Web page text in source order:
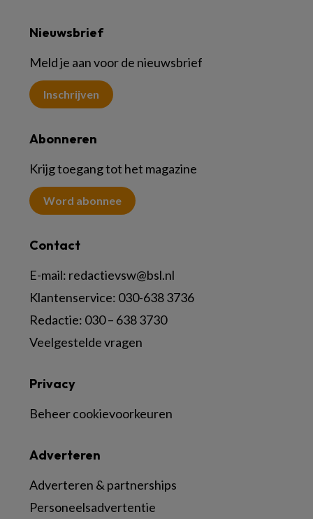
Nieuwsbrief
Meld je aan voor de nieuwsbrief
Inschrijven
Abonneren
Krijg toegang tot het magazine
Word abonnee
Contact
E-mail: redactievsw@bsl.nl
Klantenservice: 030-638 3736
Redactie: 030 – 638 3730
Veelgestelde vragen
Adverteren
Adverteren & partnerships
Personeelsadvertentie
Privacy
Beheer cookievoorkeuren